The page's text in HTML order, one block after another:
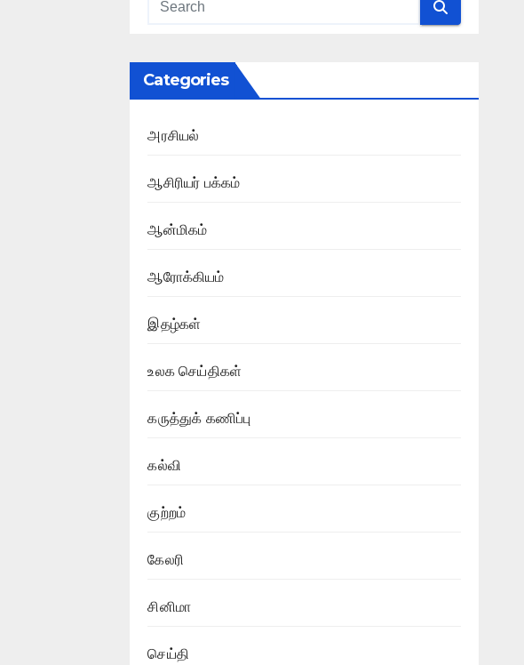
Categories
அரசியல்
ஆசிரியர் பக்கம்
ஆன்மிகம்
ஆரோக்கியம்
இதழ்கள்
உலக செய்திகள்
கருத்துக் கணிப்பு
கல்வி
குற்றம்
கேலரி
சினிமா
செய்தி